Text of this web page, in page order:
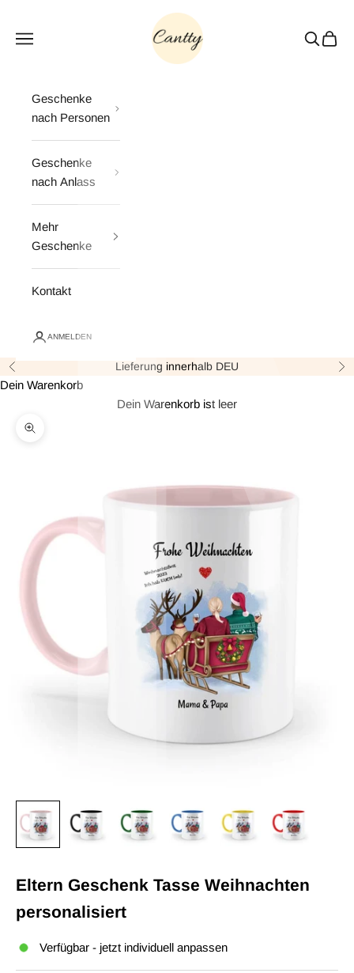
Cantty
Menü
Suchen
Geschenke
nach Personen
Geschenke
nach Anlass
Mehr
Geschenke
Kontakt
ANMELDEN
Zurück Lieferung innerhalb DEU Vor
Dein Warenkorb
Dein Warenkorb ist leer
Bild vergrößern
Eltern Geschenk Tasse Weihnachten
personalisiert
Verfügbar - jetzt individuell anpassen